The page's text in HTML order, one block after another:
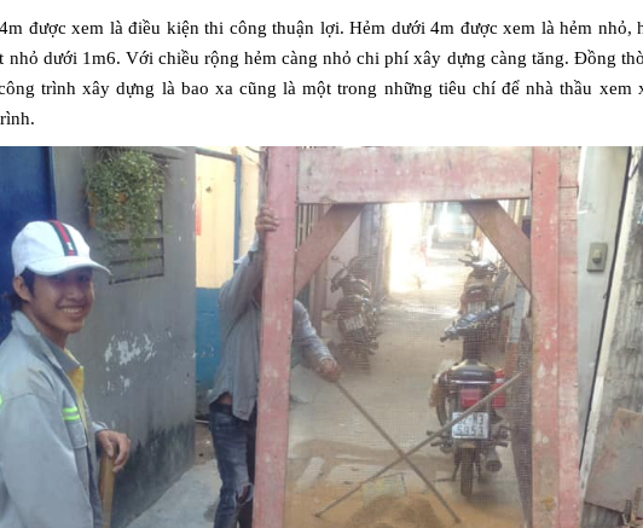
được xem là điều kiện thi công thuận lợi. Hẻm dưới 4m được xem là hẻm nhỏ,
nhỏ dưới 1m6. Với chiều rộng hẻm càng nhỏ chi phí xây dựng càng tăng. Đồng
trình xây dựng là bao xa cũng là một trong những tiêu chí để nhà thầu xem